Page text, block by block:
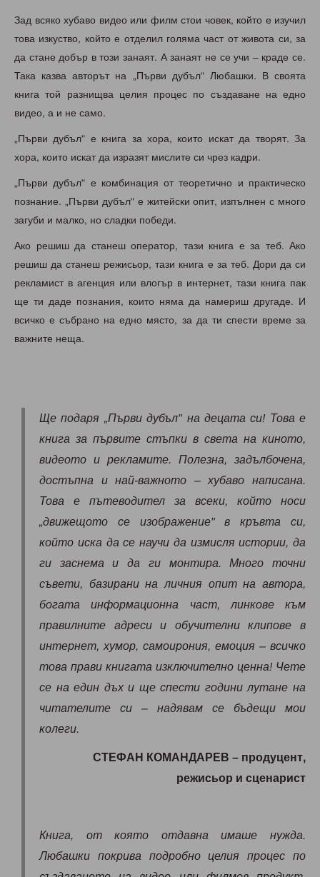
Зад всяко хубаво видео или филм стои човек, който е изучил
това изкуство, който е отделил голяма част от живота си, за
да стане добър в този занаят. А занаят не се учи – краде се.
Така казва авторът на „Първи дубъл" Любашки. В своята
книга той разнищва целия процес по създаване на едно
видео, а и не само.
„Първи дубъл" е книга за хора, които искат да творят. За
хора, които искат да изразят мислите си чрез кадри.
„Първи дубъл" е комбинация от теоретично и практическо
познание. „Първи дубъл" е житейски опит, изпълнен с много
загуби и малко, но сладки победи.
Ако решиш да станеш оператор, тази книга е за теб. Ако
решиш да станеш режисьор, тази книга е за теб. Дори да си
рекламист в агенция или влогър в интернет, тази книга пак
ще ти даде познания, които няма да намериш другаде. И
всичко е събрано на едно място, за да ти спести време за
важните неща.
Ще подаря „Първи дубъл" на децата си! Това е
книга за първите стъпки в света на киното,
видеото и рекламите. Полезна, задълбочена,
достъпна и най-важното – хубаво написана.
Това е пътеводител за всеки, който носи
„движещото се изображение" в кръвта си,
който иска да се научи да измисля истории, да
ги заснема и да ги монтира. Много точни
съвети, базирани на личния опит на автора,
богата информационна част, линкове към
правилните адреси и обучителни клипове в
интернет, хумор, самоирония, емоция – всичко
това прави книгата изключително ценна! Чете
се на един дъх и ще спести години лутане на
читателите си – надявам се бъдещи мои
колеги.
СТЕФАН КОМАНДАРЕВ – продуцент,
режисьор и сценарист
Книга, от която отдавна имаше нужда.
Любашки покрива подробно целия процес по